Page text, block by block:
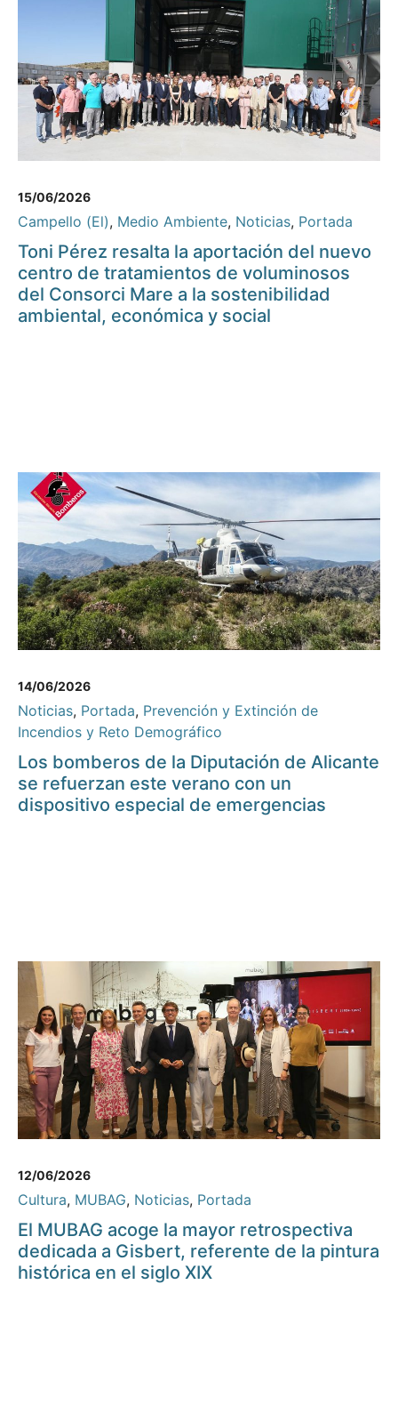
15/06/2026
Campello (El), Medio Ambiente, Noticias, Portada
Toni Pérez resalta la aportación del nuevo
centro de tratamientos de voluminosos
del Consorci Mare a la sostenibilidad
ambiental, económica y social
14/06/2026
Noticias, Portada, Prevención y Extinción de
Incendios y Reto Demográfico
Los bomberos de la Diputación de Alicante
se refuerzan este verano con un
dispositivo especial de emergencias
12/06/2026
Cultura, MUBAG, Noticias, Portada
El MUBAG acoge la mayor retrospectiva
dedicada a Gisbert, referente de la pintura
histórica en el siglo XIX